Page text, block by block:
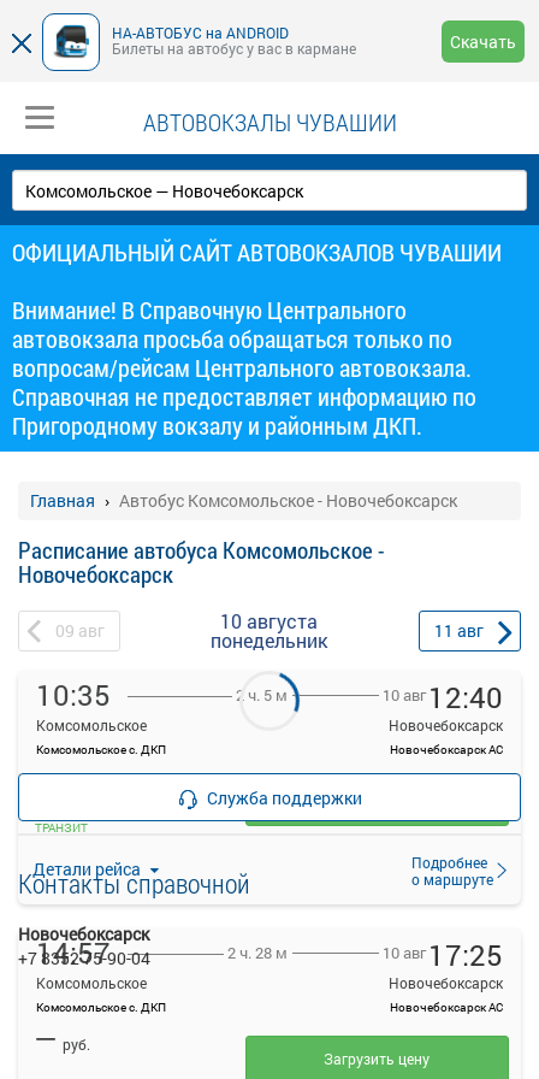
НА-АВТОБУС на ANDROID
Билеты на автобус у вас в кармане
Скачать
АВТОВОКЗАЛЫ ЧУВАШИИ
ОФИЦИАЛЬНЫЙ САЙТ АВТОВОКЗАЛОВ ЧУВАШИИ
Внимание! В Справочную Центрального
автовокзала просьба обращаться только по
вопросам/рейсам Центрального автовокзала.
Справочная не предоставляет информацию по
Пригородному вокзалу и районным ДКП.
Главная Автобус Комсомольское - Новочебоксарск
Расписание автобуса Комсомольское -
Новочебоксарск
09 авг 10 августа
понедельник 11 авг
10:35
Комсомольское
Комсомольское с. ДКП
2 ч. 5 м 10 авг 12:40
Новочебоксарск
Новочебоксарск АС
Детали рейса
Подробнее
о маршруте
—
ТРАНЗИТ
Загрузить цену
14:57
Комсомольское
Комсомольское с. ДКП
2 ч. 28 м 10 авг 17:25
Новочебоксарск
Новочебоксарск АС
— руб.
Загрузить цену
Служба поддержки
Контакты справочной
Новочебоксарск
+7 8352 75-90-04